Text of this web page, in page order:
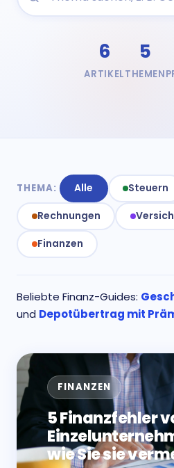
6
ARTIKEL
5
THEMEN
THEMA: Alle Steuern
Rechnungen
Finanzen
Beliebte Finanz-Guides:
und Depotübertrag mit
FINANZEN
5 Finanzfehler
wie Sie sie